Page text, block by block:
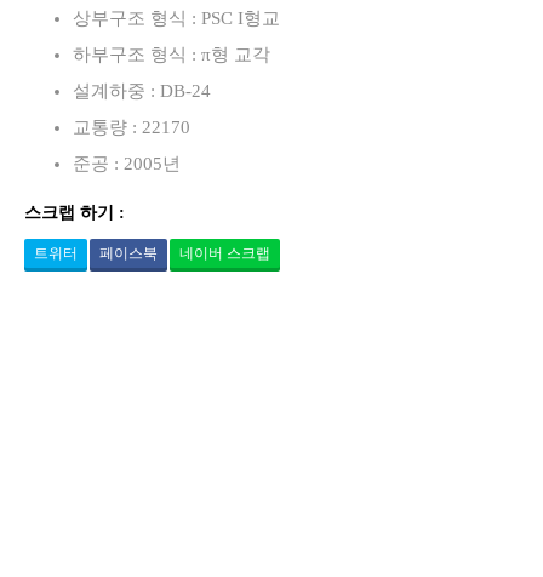
상부구조 형식 : PSC I형교
하부구조 형식 : π형 교각
설계하중 : DB-24
교통량 : 22170
준공 : 2005년
스크랩 하기 :
트위터 페이스북 네이버 스크랩